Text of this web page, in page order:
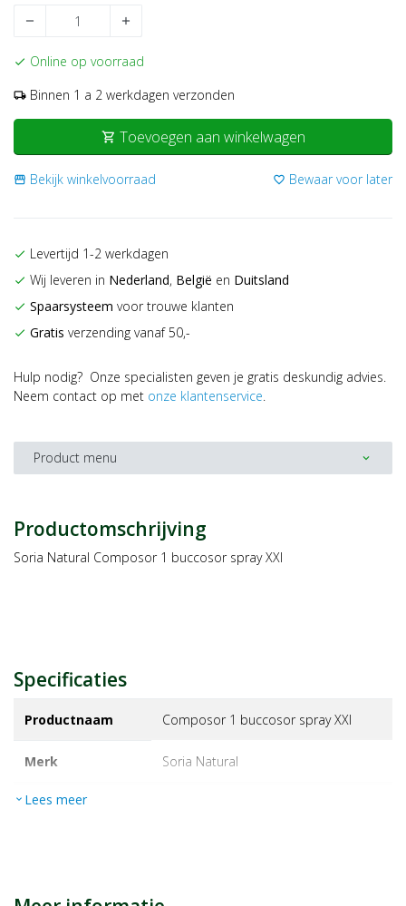
remove add
check Online op voorraad
local_shipping Binnen 1 a 2 werkdagen verzonden
shopping_cart Toevoegen aan winkelwagen
storefront Bekijk winkelvoorraad favorite_border Bewaar voor later
check Levertijd 1-2 werkdagen
check Wij leveren in Nederland, België en Duitsland
check Spaarsysteem voor trouwe klanten
check Gratis verzending vanaf 50,-
Hulp nodig? Onze specialisten geven je gratis deskundig advies.
Neem contact op met onze klantenservice.
Product menu expand_more
Productomschrijving
Soria Natural Composor 1 buccosor spray XXI
Specificaties
Productnaam Composor 1 buccosor spray XXI
Merk soria natural
EAN
expand_more Lees meer